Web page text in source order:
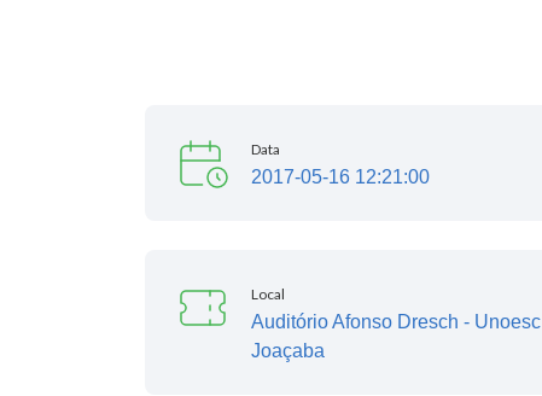
Data
2017-05-16 12:21:00
Local
Auditório Afonso Dresch - Unoesc
Joaçaba